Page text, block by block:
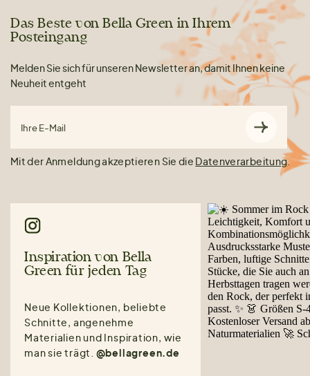
Das Beste von Bella Green in Ihrem
Posteingang
Melden Sie sich für unseren Newsletter an, damit Ihnen keine
Neuheit entgeht
Ihre E-Mail
Mit der Anmeldung akzeptieren Sie die Datenverarbeitung.
Inspiration von Bella
Green für jeden Tag
Neue Kollektionen, beliebte
Schnitte, angenehme
Materialien und Inspiration, wie
man sie trägt. @bellagreen.de